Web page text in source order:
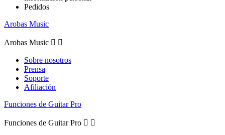
Pedidos
Arobas Music
Arobas Music  
Sobre nosotros
Prensa
Soporte
Afiliación
Funciones de Guitar Pro
Funciones de Guitar Pro  